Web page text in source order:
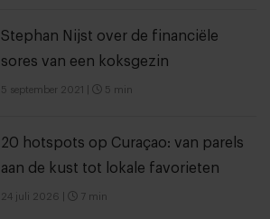
Stephan Nijst over de financiële
sores van een koksgezin
5 september 2021 5 min
20 hotspots op Curaçao: van parels
aan de kust tot lokale favorieten
24 juli 2026 7 min